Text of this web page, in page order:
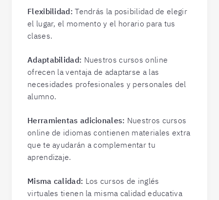
Flexibilidad: Tendrás la posibilidad de elegir
el lugar, el momento y el horario para tus
clases.
Adaptabilidad: Nuestros cursos online
ofrecen la ventaja de adaptarse a las
necesidades profesionales y personales del
alumno.
Herramientas adicionales: Nuestros cursos
online de idiomas contienen materiales extra
que te ayudarán a complementar tu
aprendizaje.
Misma calidad: Los cursos de inglés
virtuales tienen la misma calidad educativa